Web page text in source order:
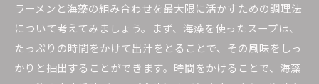
ラーメンと海藻の組み合わせを最大限に活かすための調理法
について考えてみましょう。まず、海藻を使ったスープは、
たっぷりの時間をかけて出汁をとることで、その風味をしっ
かりと抽出することができます。時間をかけることで、海藻